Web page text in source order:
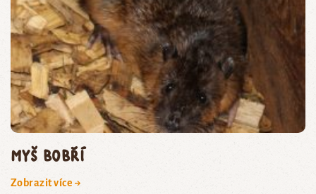
myš bobří
Zobrazit více →